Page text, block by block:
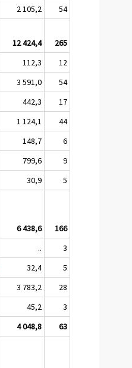
2 105,2
54
12 424,4
265
112,3
12
3 591,0
54
442,3
17
1 124,1
44
148,7
6
799,6
9
30,9
5
6 438,6
166
..
3
32,4
5
3 783,2
28
45,2
3
4 048,8
63